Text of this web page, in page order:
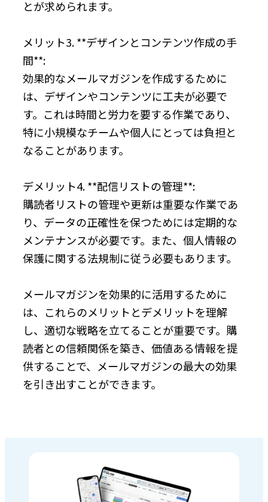
とが求められます。
メリット3. **デザインとコンテンツ作成の手
間**:
効果的なメールマガジンを作成するために
は、デザインやコンテンツに工夫が必要で
す。これは時間と労力を要する作業であり、
特に小規模なチームや個人にとっては負担と
なることがあります。
デメリット4. **配信リストの管理**:
購読者リストの管理や更新は重要な作業であ
り、データの正確性を保つためには定期的な
メンテナンスが必要です。また、個人情報の
保護に関する法規制に従う必要もあります。
メールマガジンを効果的に活用するために
は、これらのメリットとデメリットを理解
し、適切な戦略を立てることが重要です。購
読者との信頼関係を築き、価値ある情報を提
供することで、メールマガジンの最大の効果
を引き出すことができます。